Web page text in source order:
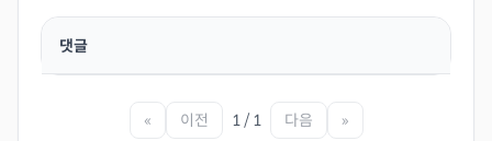
댓글
« 이전 1 / 1 다음 »